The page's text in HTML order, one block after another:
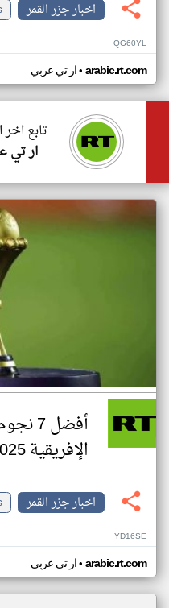
اخبار جزر القمر
QG60YL
ار تي عربي• arabic.rt.com
تابع
ار تي
الإفريقية 2025
اخبار جزر القمر
YD16SE
ار تي عربي• arabic.rt.com